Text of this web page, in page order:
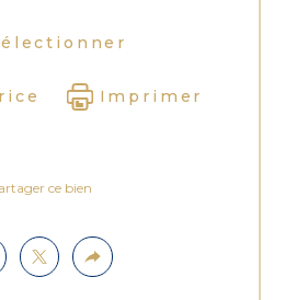
Imprimer
Partager ce bien